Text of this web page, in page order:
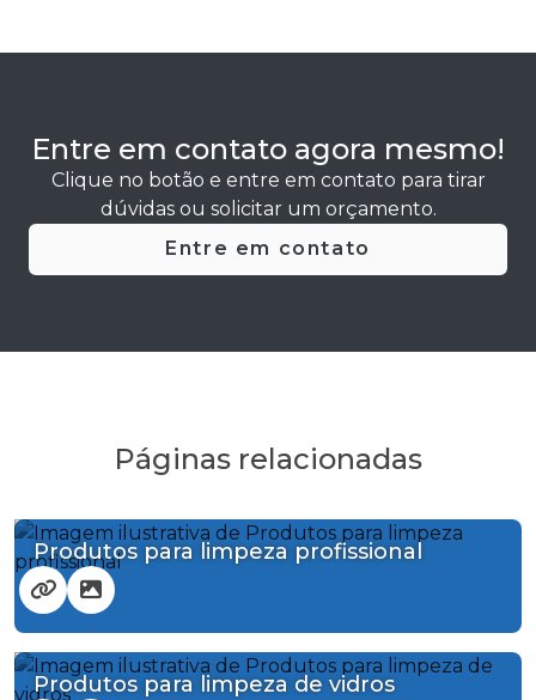
Entre em contato agora mesmo!
Clique no botão e entre em contato para tirar
dúvidas ou solicitar um orçamento.
Entre em contato
Páginas relacionadas
Produtos para limpeza profissional
Produtos para limpeza de vidros